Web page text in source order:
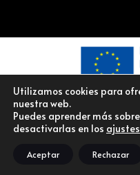
© Copyright UGAM COAG
Montañeses –
Utilizamos cookies para
nuestra web.
Puedes aprender más
desactivarlas en los ajustes
Aceptar Rechazar